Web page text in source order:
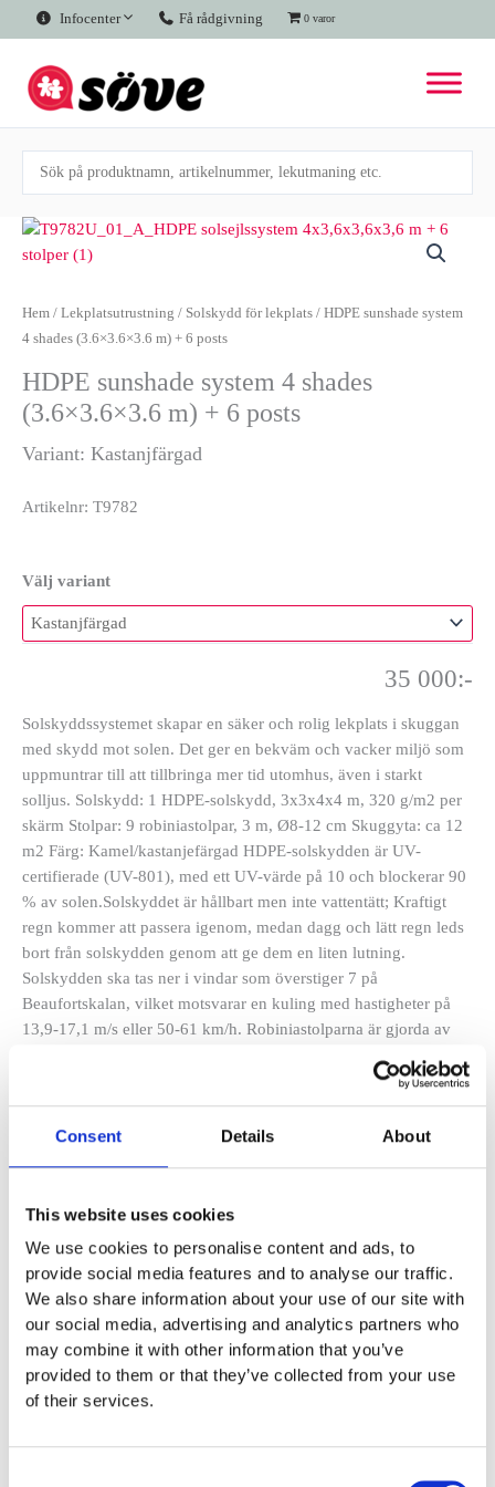
Consent Details About
This website uses cookies
We use cookies to personalise content and ads, to
provide social media features and to analyse our traffic.
We also share information about your use of our site with
our social media, advertising and analytics partners who
may combine it with other information that you’ve
provided to them or that they’ve collected from your use
of their services.
Hoppa
till
innehåll
Infocenter Få rådgivning 0 varor
Hem / Lekplatsutrustning / Solskydd för lekplats / HDPE sunshade system
4 shades (3.6×3.6×3.6 m) + 6 posts
HDPE sunshade system 4 shades
(3.6×3.6×3.6 m) + 6 posts
Variant: Kastanjfärgad
Artikelnr: T9782
Välj variant
35 000:-
Solskyddssystemet skapar en säker och rolig lekplats i skuggan
med skydd mot solen. Det ger en bekväm och vacker miljö som
uppmuntrar till att tillbringa mer tid utomhus, även i starkt
solljus. Solskydd: 1 HDPE-solskydd, 3x3x4x4 m, 320 g/m2 per
skärm Stolpar: 9 robiniastolpar, 3 m, Ø8-12 cm Skuggyta: ca 12
m2 Färg: Kamel/kastanjefärgad HDPE-solskydden är UV-
certifierade (UV-801), med ett UV-värde på 10 och blockerar 90
% av solen.Solskyddet är hållbart men inte vattentätt; Kraftigt
regn kommer att passera igenom, medan dagg och lätt regn leds
bort från solskydden genom att ge dem en liten lutning.
Solskydden ska tas ner i vindar som överstiger 7 på
Beaufortskalan, vilket motsvarar en kuling med hastigheter på
13,9-17,1 m/s eller 50-61 km/h. Robiniastolparna är gjorda av
exceptionell hållbarhet. Dessa stolpar kräver minimalt underhåll
och tål väderförhållanden i upp till 15 år. Norna Playgrounds
prioriterar hållbarhet och ansvar; Därför används endast FSC-
HDPE
sunshade
4
shades
m)
+
6
posts
Lägg till i offertförfrågan
Artikelnr:T9782
Specifikationer